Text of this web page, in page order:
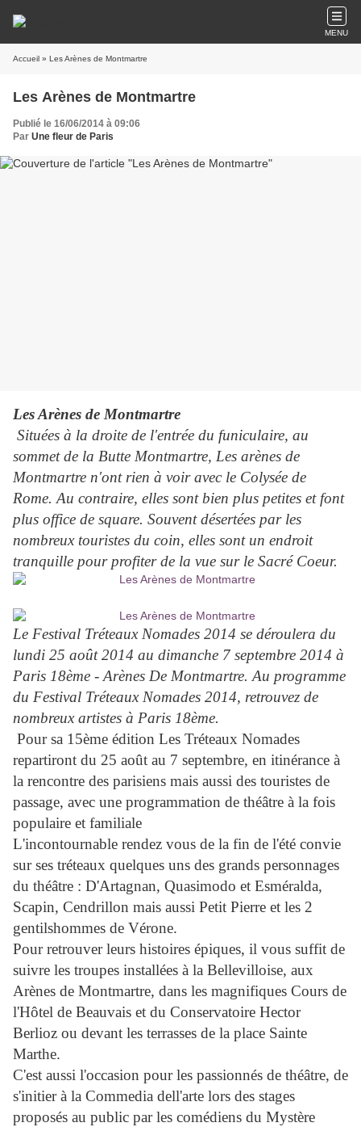
MENU
Accueil » Les Arènes de Montmartre
Les Arènes de Montmartre
Publié le 16/06/2014 à 09:06
Par Une fleur de Paris
Les Arènes de Montmartre
Situées à la droite de l'entrée du funiculaire, au
sommet de la Butte Montmartre, Les arènes de
Montmartre n'ont rien à voir avec le Colysée de
Rome. Au contraire, elles sont bien plus petites et font
plus office de square. Souvent désertées par les
nombreux touristes du coin, elles sont un endroit
tranquille pour profiter de la vue sur le Sacré Coeur.
Le Festival Tréteaux Nomades 2014 se déroulera du
lundi 25 août 2014 au dimanche 7 septembre 2014 à
Paris 18ème - Arènes De Montmartre. Au programme
du Festival Tréteaux Nomades 2014, retrouvez de
nombreux artistes à Paris 18ème.
Pour sa 15ème édition Les Tréteaux Nomades
repartiront du 25 août au 7 septembre, en itinérance à
la rencontre des parisiens mais aussi des touristes de
passage, avec une programmation de théâtre à la fois
populaire et familiale
L'incontournable rendez vous de la fin de l'été convie
sur ses tréteaux quelques uns des grands personnages
du théâtre : D'Artagnan, Quasimodo et Esméralda,
Scapin, Cendrillon mais aussi Petit Pierre et les 2
gentilshommes de Vérone.
Pour retrouver leurs histoires épiques, il vous suffit de
suivre les troupes installées à la Bellevilloise, aux
Arènes de Montmartre, dans les magnifiques Cours de
l'Hôtel de Beauvais et du Conservatoire Hector
Berlioz ou devant les terrasses de la place Sainte
Marthe.
C'est aussi l'occasion pour les passionnés de théâtre, de
s'initier à la Commedia dell'arte lors des stages
proposés au public par les comédiens du Mystère